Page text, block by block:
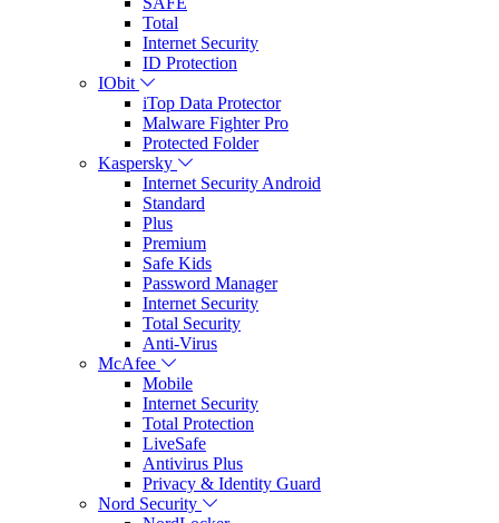
Total
Internet Security
ID Protection
IObit
iTop Data Protector
Malware Fighter Pro
Protected Folder
Kaspersky
Internet Security Android
Standard
Plus
Premium
Safe Kids
Password Manager
Internet Security
Total Security
Anti-Virus
McAfee
Mobile
Internet Security
Total Protection
LiveSafe
Antivirus Plus
Privacy & Identity Guard
Nord Security